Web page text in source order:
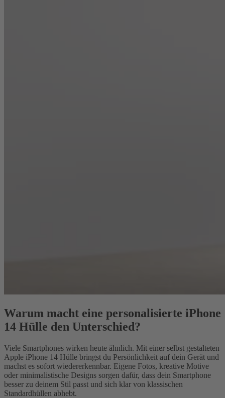
Warum macht eine personalisierte iPhone
14 Hülle den Unterschied?
Viele Smartphones wirken heute ähnlich. Mit einer selbst gestalteten
Apple iPhone 14 Hülle bringst du Persönlichkeit auf dein Gerät und
machst es sofort wiedererkennbar. Eigene Fotos, kreative Motive
oder minimalistische Designs sorgen dafür, dass dein Smartphone
besser zu deinem Stil passt und sich klar von klassischen
Standardhüllen abhebt.